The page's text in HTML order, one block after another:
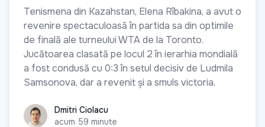
Tenismena din Kazahstan, Elena Rîbakina, a avut o
revenire spectaculoasă în partida sa din optimile
de finală ale turneului WTA de la Toronto.
Jucătoarea clasată pe locul 2 în ierarhia mondială
a fost condusă cu 0:3 în setul decisiv de Ludmila
Samsonova, dar a revenit și a smuls victoria.
Dmitri Ciolacu
Dmitri Ciolacu
acum 59 minute